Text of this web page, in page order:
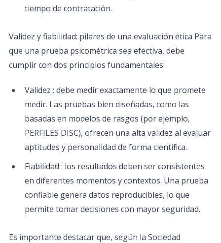
tiempo de contratación.
Validez y fiabilidad: pilares de una evaluación ética Para
que una prueba psicométrica sea efectiva, debe
cumplir con dos principios fundamentales:
Validez : debe medir exactamente lo que promete
medir. Las pruebas bien diseñadas, como las
basadas en modelos de rasgos (por ejemplo,
PERFILES DISC), ofrecen una alta validez al evaluar
aptitudes y personalidad de forma científica.
Fiabilidad : los resultados deben ser consistentes
en diferentes momentos y contextos. Una prueba
confiable genera datos reproducibles, lo que
permite tomar decisiones con mayor seguridad.
Es importante destacar que, según la Sociedad